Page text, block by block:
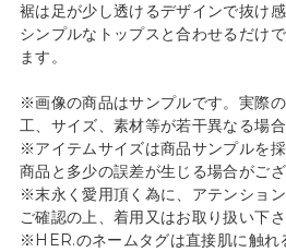
裾は足が少し透けるデザインで抜け感
シンプルなトップスと合わせるだけ
ます。
※画像の商品はサンプルです。実際
工、サイズ、素材等が若干異なる場合
※アイテムサイズは商品サンプルを
商品と多少の誤差が生じる場合がござ
※末永く愛用頂く為に、アテンショ
ご確認の上、着用又はお取り扱い下さ
※HER.のネームタグは直接肌に触れ